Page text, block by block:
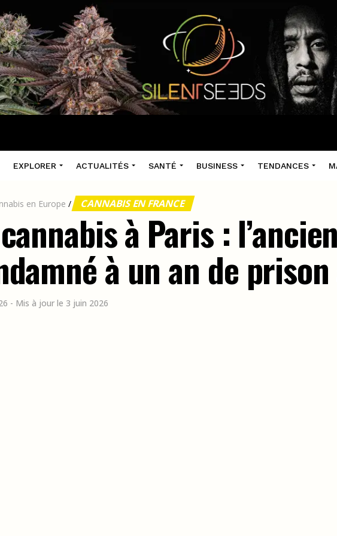
EXPLORER ACTUALITÉS SANTÉ BUSINESS TENDANCES
en Europe / CANNABIS EN FRANCE
à Paris :
à un an de
- Mis à jour le 3 juin 2026